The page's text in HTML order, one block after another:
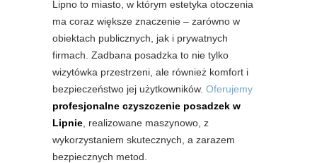
Lipno to miasto, w którym estetyka otoczenia
ma coraz większe znaczenie – zarówno w
obiektach publicznych, jak i prywatnych
firmach. Zadbana posadzka to nie tylko
wizytówka przestrzeni, ale również komfort i
bezpieczeństwo jej użytkowników. Oferujemy
profesjonalne czyszczenie posadzek w
Lipnie , realizowane maszynowo, z
wykorzystaniem skutecznych, a zarazem
bezpiecznych metod.